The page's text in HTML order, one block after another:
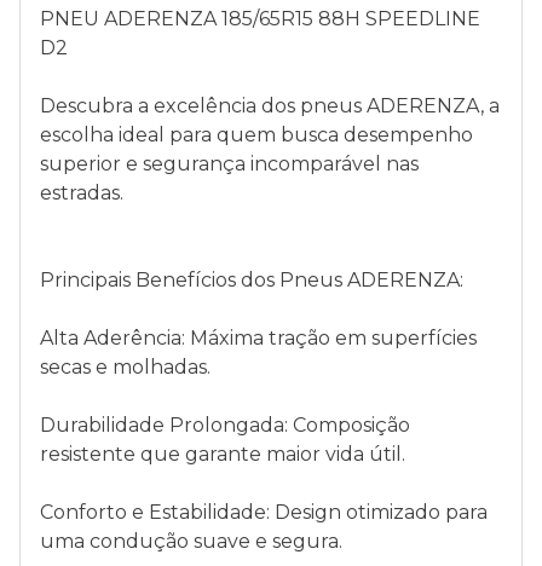
PNEU ADERENZA 185/65R15 88H SPEEDLINE
D2
Descubra a excelência dos pneus ADERENZA, a
escolha ideal para quem busca desempenho
superior e segurança incomparável nas
estradas.
Principais Benefícios dos Pneus ADERENZA:
Alta Aderência: Máxima tração em superfícies
secas e molhadas.
Durabilidade Prolongada: Composição
resistente que garante maior vida útil.
Conforto e Estabilidade: Design otimizado para
uma condução suave e segura.